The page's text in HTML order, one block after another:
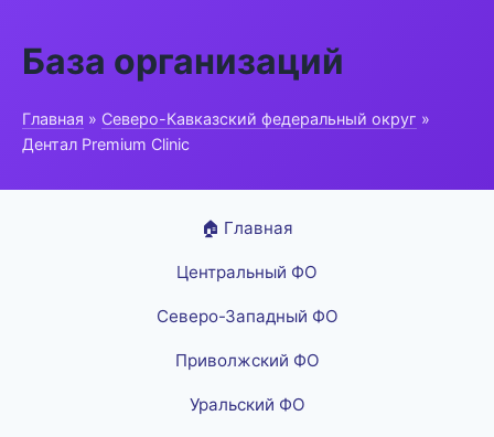
База организаций
Главная » Северо-Кавказский федеральный округ »
Дентал Premium Clinic
🏠 Главная
Центральный ФО
Северо-Западный ФО
Приволжский ФО
Уральский ФО